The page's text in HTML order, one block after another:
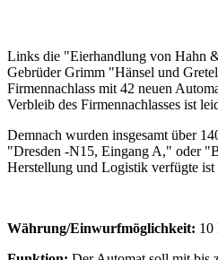
Links die "Eierhandlung von Hahn
Gebrüder Grimm "Hänsel und
Firmennachlass mit 42 neuen
Verbleib des Firmennachlasses ist
Demnach wurden insgesamt über
"Dresden -N15, Eingang A," oder
Herstellung und Logistik verfügte ist
Währung/Einwurfmöglichkeit: 10